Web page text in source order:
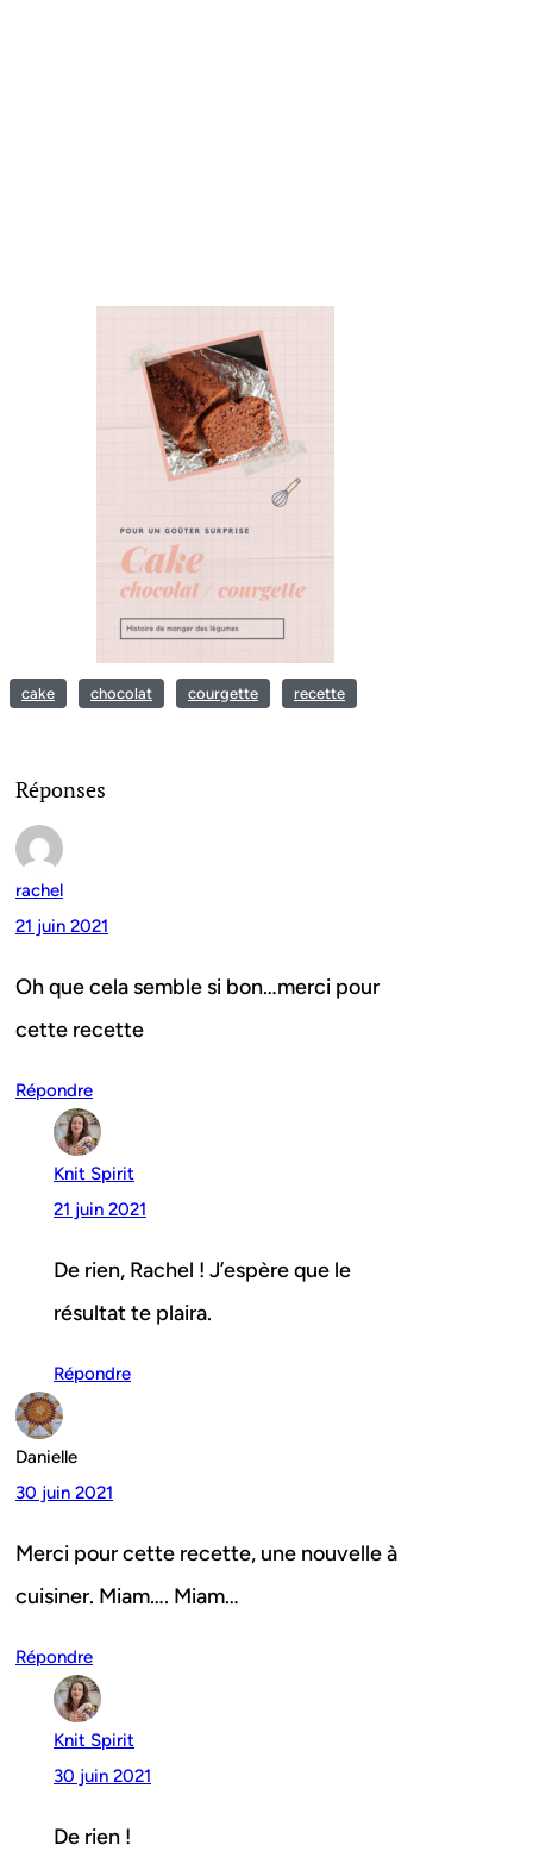
cake chocolat courgette recette
Réponses
rachel
21 juin 2021
Oh que cela semble si bon…merci pour
cette recette
Répondre
Knit Spirit
21 juin 2021
De rien, Rachel ! J’espère que le
résultat te plaira.
Répondre
Danielle
30 juin 2021
Merci pour cette recette, une nouvelle à
cuisiner. Miam…. Miam…
Répondre
Knit Spirit
30 juin 2021
De rien !